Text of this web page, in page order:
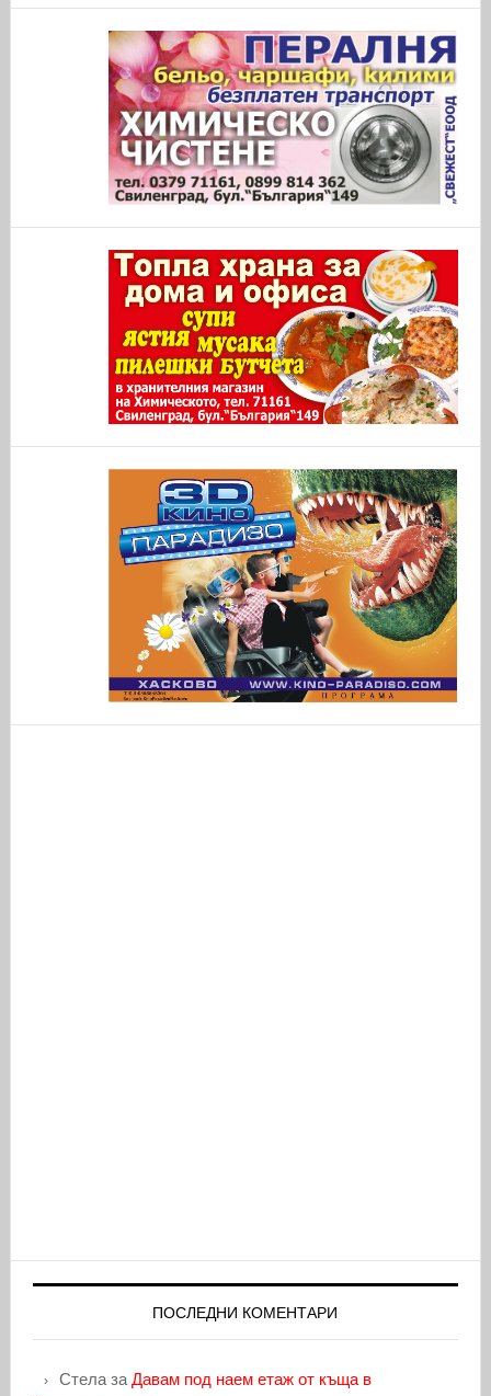
ПОСЛЕДНИ КОМЕНТАРИ
Стелаза Давам под наем етаж от къща в